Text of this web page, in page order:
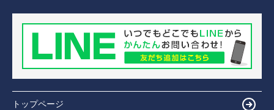
トップページ